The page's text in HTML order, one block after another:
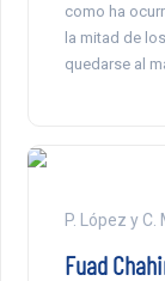
como ha
la mitad de
quedarse al
P. López y
Fuad